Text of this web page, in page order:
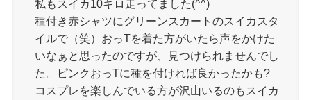
私もスイカ10キロ走ってました(^^)
種付き赤シャツにグリーンスカートのスイカスタ
イルで（笑）おっTを着た方がいたら声をかけた
いなぁと思ったのですが、見つけられませんでし
た。ピンクおっTに種を付ければ良かったかも?
コスプレを楽しんでいる方が沢山いるのもスイカ